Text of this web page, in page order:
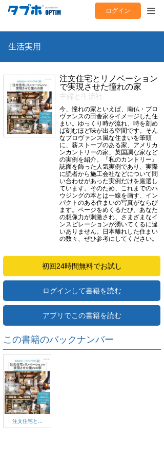
ログイン
生活実用
注文住宅とリノベーション
で実現させた憧れの家
主婦と生活社
今、憧れの家といえば、南仏・プロ
ヴァンスの田舎家をイメージした住
まい。ゆっくり時が流れ、時を刻め
ば刻むほど味が出る空間です。そん
なプロヴァンス風な住まいを筆頭
に、薪ストーブのある家、アメリカ
ンカントリーの家、英国調な家など
の実例を紹介。『私のカントリー』
誌面を飾った人気実例であり、実際
に読者から施工会社などについて問
い合わせがあった実例だけを厳選し
ています。そのため、これまでのハ
ウジングの本とは一線を画す、イン
パクトのある住まいの写真がならび
ます。ページをめくるたび、あなた
の想像力が刺激され、さまざまなイ
ンスピレーションが湧いてくるに違
いありません。日本離れした住まい
の数々、ぜひ参考にしてください。
初回24時間無料でお試し
ログインして書籍を読む
アプリでこの書籍を読む
この書籍のバックナンバー
注文住宅と...